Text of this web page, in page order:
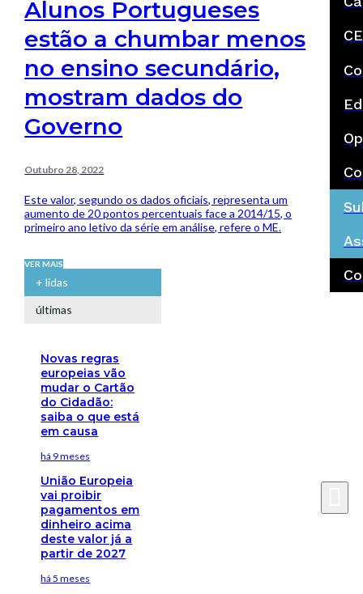
Alunos Portugueses
estão a chumbar menos
no ensino secundário,
mostram dados do
Governo
Outubro 28, 2022
Este valor, segundo os dados oficiais, representa um
aumento de 20 pontos percentuais face a 2014/15, o
primeiro ano letivo da série em análise, refere o ME.
VER MAIS
+ lidas
últimas
Novas regras
europeias vão
mudar o Cartão
do Cidadão:
saiba o que está
em causa
há 9 meses
União Europeia
vai proibir
pagamentos em
dinheiro acima
deste valor já a
partir de 2027
há 5 meses